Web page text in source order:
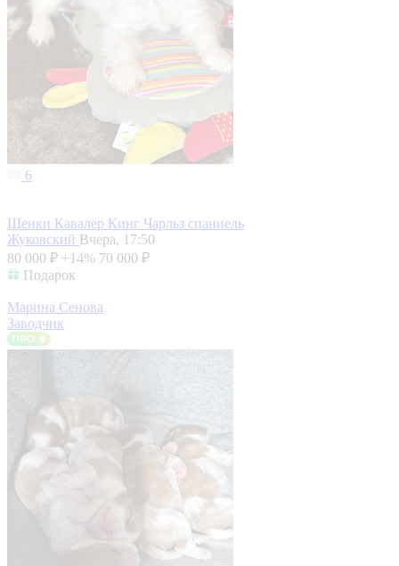
6
Щенки Кавалер Кинг Чарльз спаниель
Жуковский Вчера, 17:50
80 000 ₽ +14% 70 000 ₽
Подарок
Марина Сенова
Заводчик